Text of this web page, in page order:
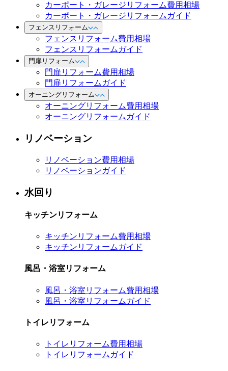
カーポート・ガレージリフォーム費用相場
カーポート・ガレージリフォームガイド
フェンスリフォーム
フェンスリフォーム費用相場
フェンスリフォームガイド
門扉リフォーム
門扉リフォーム費用相場
門扉リフォームガイド
オーニングリフォーム
オーニングリフォーム費用相場
オーニングリフォームガイド
リノベーション
リノベーション費用相場
リノベーションガイド
水回り
キッチンリフォーム
キッチンリフォーム費用相場
キッチンリフォームガイド
風呂・浴室リフォーム
風呂・浴室リフォーム費用相場
風呂・浴室リフォームガイド
トイレリフォーム
トイレリフォーム費用相場
トイレリフォームガイド